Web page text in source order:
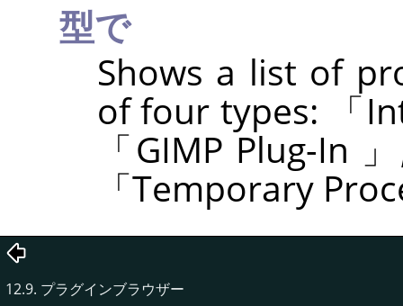
型で
Shows a list of
of four types:
「
「GIMP Plug-In 」
「Temporary
12.9. プラグインブラウザー